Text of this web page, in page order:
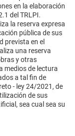
en la elaboración
del TRLPI.
la reserva expresa
pública de sus
prevista en el
una reserva
y otras
medios de lectura
a tal fin de
- ley 24/2021, de
de sus
sea cual sea su